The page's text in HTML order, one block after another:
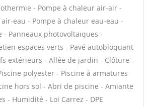
- Pompe à chaleur air-air -
eau - Pompe à chaleur eau-eau -
- Panneaux photovoltaïques -
espaces verts - Pavé autobloquant
extérieurs - Allée de jardin - Clôture -
polyester - Piscine à armatures
hors sol - Abri de piscine - Amiante
- Humidité - Loi Carrez - DPE